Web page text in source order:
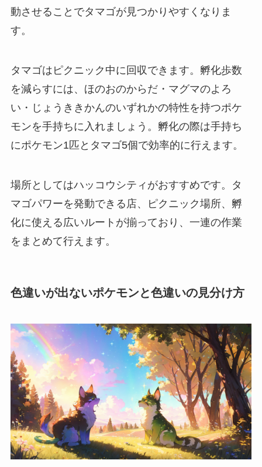
動させることでタマゴが見つかりやすくなりま
す。
タマゴはピクニック中に回収できます。孵化歩数
を減らすには、ほのおのからだ・マグマのよろ
い・じょうききかんのいずれかの特性を持つポケ
モンを手持ちに入れましょう。孵化の際は手持ち
にポケモン1匹とタマゴ5個で効率的に行えます。
場所としてはハッコウシティがおすすめです。タ
マゴパワーを発動できる店、ピクニック場所、孵
化に使える広いルートが揃っており、一連の作業
をまとめて行えます。
色違いが出ないポケモンと色違いの見分け方